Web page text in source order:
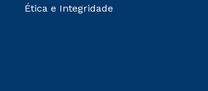
Ética e Integridade